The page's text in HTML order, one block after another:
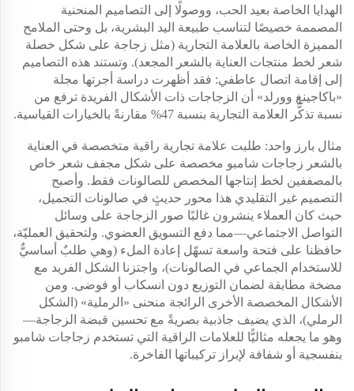
الهدايا الخاصة بعيد الحب، ووصولًا إلى التصاميم المنحنية
المصممة خصيصًا لتناسب طبيعة اليد البشرية، بل وحتى الملامح
المميزة الخاصة بالعلامة التجارية (مثل زجاجة على شكل خصلة
شعر لخط منتجات العناية بالشعر المجعد). وتستند هذه التصاميم
إلى إقامة اتصال عاطفي: فقد أظهرت دراسة أجرتها مجلة
«باكاجينغ وورلد» أن الزجاجات ذات الأشكال الفريدة ترفع من
نسبة تذكُّر العلامة التجارية بنسبة 47% مقارنةً بالخيارات القياسية.
مثال بارز واحد: طلبت علامة تجارية راقية متخصصة في العناية
بالشعر زجاجات شامبو مخصصة على شكل مجفف شعر خاص
بالمصففين لخط إنتاجها المخصص للصالونات فقط. وأصبح
التصميم غير التقليدي هذا محور حديثٍ في صالونات التجميل،
حيث كان العملاء ينشرون غالبًا صور الزجاجة على وسائل
التواصل الاجتماعي—مما دفع التسويق العضوي. ولتحقيق العمليّة،
حافظنا على فتحة واسعة تسهّل إعادة الملء (وهي طلبٌ أساسيٌّ
للاستخدام الجماعي في الصالونات)، واجتزنا الشكل الفريد مع
مضخة مطابقة لضمان التوزيع دون انسكاب أو فوضى. ومن
الأشكال المخصصة الأخرى الرائجة منحنى «الرملية» (الشكل
الرملي)، الذي يضيف جاذبية بصريةً مع تحسين قبضة الزجاجة—
وهو ما يجعله مثاليًّا للعلامات الراقية التي تستخدم زجاجات شامبو
بنفسجية أو شفافة لإبراز تركيباتها الفاخرة.